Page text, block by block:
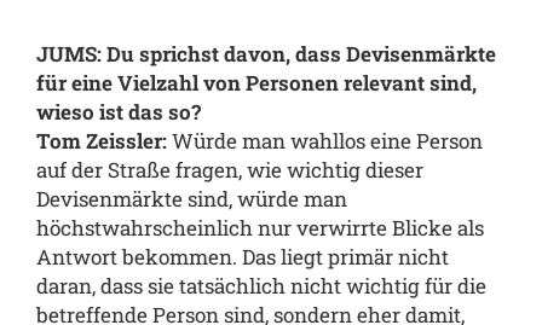
JUMS: Du sprichst davon, dass Devisenmärkte
für eine Vielzahl von Personen relevant sind,
wieso ist das so?
Tom Zeissler:Würde man wahllos eine Person
auf der Straße fragen, wie wichtig dieser
Devisenmärkte sind, würde man
höchstwahrscheinlich nur verwirrte Blicke als
Antwort bekommen. Das liegt primär nicht
daran, dass sie tatsächlich nicht wichtig für die
betreffende Person sind, sondern eher damit,